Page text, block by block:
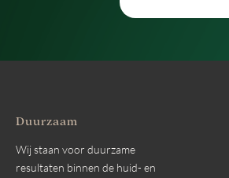
Duurzaam
Wij staan voor duurzame
resultaten binnen de huid- en